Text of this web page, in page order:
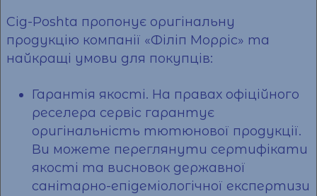
Cig-Poshta пропонує оригінальну
продукцію компанії «Філіп Морріс» та
найкращі умови для покупців:
Гарантія якості. На правах офіційного
реселера сервіс гарантує
оригінальність тютюнової продукції.
Ви можете переглянути сертифікати
якості та висновок державної
санітарно-епідеміологічної експертизи